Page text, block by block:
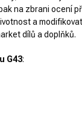
na zbrani ocení
a
dílů a doplňků.
G43: